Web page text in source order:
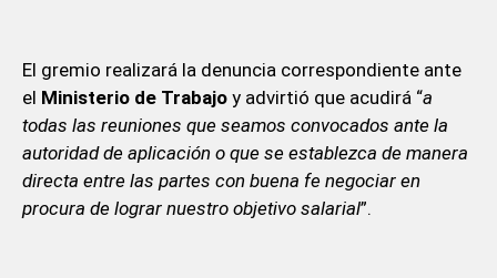
El gremio realizará la denuncia correspondiente ante
el Ministerio de Trabajoy advirtió que acudirá “a
todas las reuniones que seamos convocados ante la
autoridad de aplicación o que se establezca de manera
directa entre las partes con buena fe negociar en
procura de lograr nuestro objetivo salarial”.